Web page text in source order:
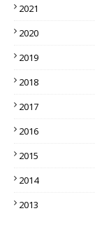
2021
2020
2019
2018
2017
2016
2015
2014
2013